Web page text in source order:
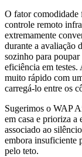
O fator comodidade
controle remoto
extremamente
durante a avaliação
sozinho para
eficiência em
muito rápido com
carregá-lo entre os
Sugerimos o WAP
em casa e prioriza a
associado ao
embora insuficiente
pelo teto.